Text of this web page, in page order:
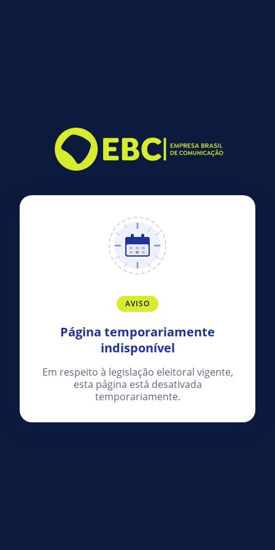
AVISO
Página temporariamente
indisponível
Em respeito à legislação eleitoral vigente,
esta página está desativada
temporariamente.